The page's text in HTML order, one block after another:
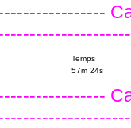
Temps
57m 24s